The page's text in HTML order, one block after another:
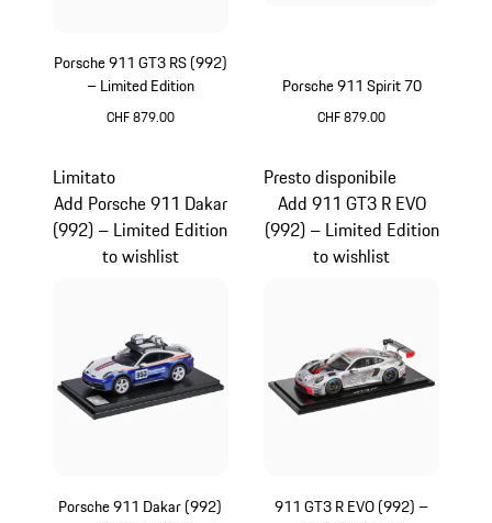
Porsche 911 GT3 RS (992)
– Limited Edition
CHF 879.00
Porsche 911 Spirit 70
CHF 879.00
Porsche 911 Dakar (992)
Limitato
Add Porsche 911 Dakar
(992) – Limited Edition
to wishlist
911 GT3 R EVO (992) –
Presto disponibile
Add 911 GT3 R EVO
(992) – Limited Edition
to wishlist